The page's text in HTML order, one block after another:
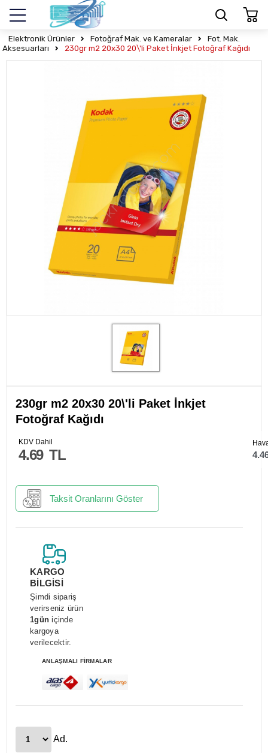
Elektronik Ürünler Fotoğraf Mak. ve Kameralar
Fot. Mak.
Aksesuarları
230gr m2 20x30 20\'li Paket İnkjet Fotoğraf Kağıdı
230gr m2 20x30 20\'li Paket İnkjet
Fotoğraf Kağıdı
4.69 TL
KDV Dahil
Taksit Oranlarını Göster
KARGO
BİLGİSİ
Şimdi sipariş
verirseniz ürün
1gün içinde
kargoya
verilecektir.
ANLAŞMALI FİRMALAR
Ad.